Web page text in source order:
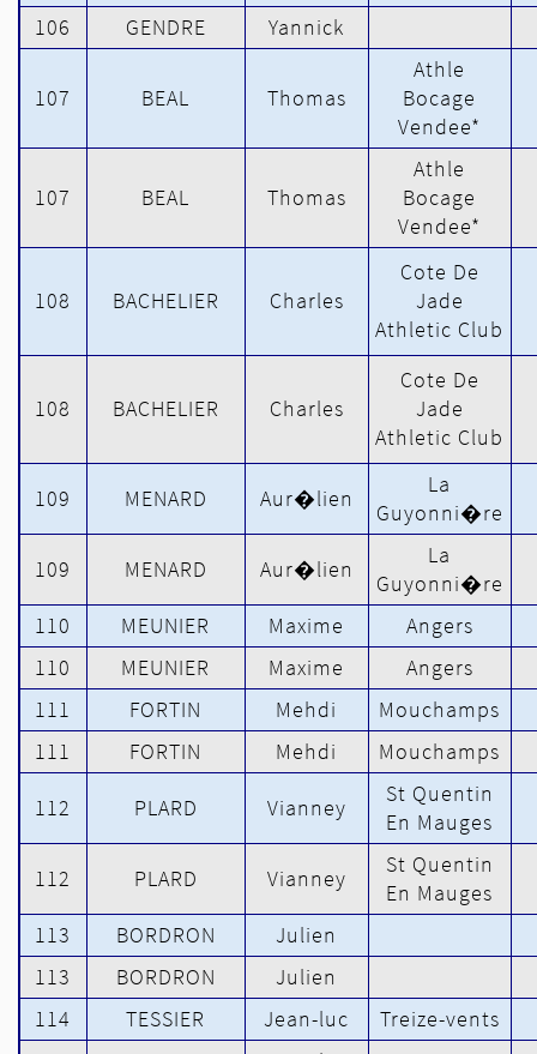
106
GENDRE Yannick
107 BEAL Thomas
Athle
Bocage
Vendee*
107 BEAL Thomas
Athle
Bocage
Vendee*
108 BACHELIER Charles
Cote De
Jade
Athletic Club
108 BACHELIER Charles
Cote De
Jade
Athletic Club
109 MENARD Aur�lien
La
Guyonni�re
109 MENARD Aur�lien
La
Guyonni�re
110
MEUNIER Maxime
Angers
110
MEUNIER Maxime
Angers
111
FORTIN Mehdi
Mouchamps
111
FORTIN Mehdi Mouchamps
112 PLARD Vianney
St Quentin
En Mauges
112 PLARD Vianney
St Quentin
En Mauges
113
BORDRON
Julien
113
BORDRON
Julien
114
TESSIER Jean-luc
Treize-vents